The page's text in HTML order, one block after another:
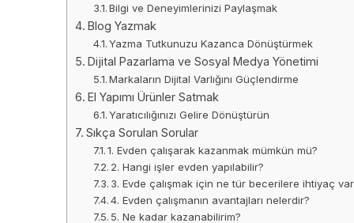
Bilgi ve Deneyimlerinizi Paylaşmak
Blog Yazmak
Yazma Tutkunuzu Kazanca Dönüştürmek
Dijital Pazarlama ve Sosyal Medya Yönetimi
Markaların Dijital Varlığını Güçlendirme
El Yapımı Ürünler Satmak
Yaratıcılığınızı Gelire Dönüştürün
Sıkça Sorulan Sorular
1. Evden çalışarak kazanmak mümkün mü?
2. Hangi işler evden yapılabilir?
3. Evde çalışmak için ne tür becerilere ihtiyaç
4. Evden çalışmanın avantajları nelerdir?
5. Ne kadar kazanabilirim?